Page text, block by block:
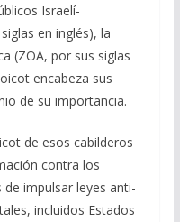
Israelí-
en inglés), la
(ZOA, por sus siglas
encabeza sus
de su importancia.
de esos cabilderos
contra los
impulsar leyes anti-
incluidos Estados